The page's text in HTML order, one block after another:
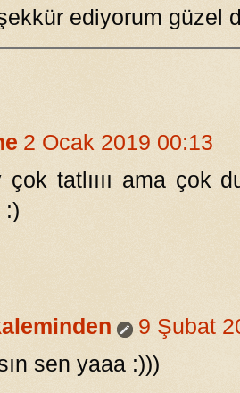
ediyorum güzel
2 Ocak 2019 00:13
tatlıııı ama çok
:)
9 Şubat
sen yaaa :)))